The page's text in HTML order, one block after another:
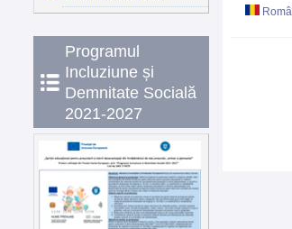
Programul
Incluziune și
Demnitate Socială
2021-2027